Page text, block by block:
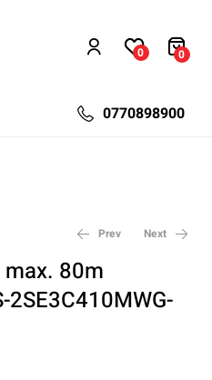
0 0
0770898900
Prev
60,84lei
45,40lei
Next
470,60lei
352,95 lei
max. 80m
2SE3C410MWG-